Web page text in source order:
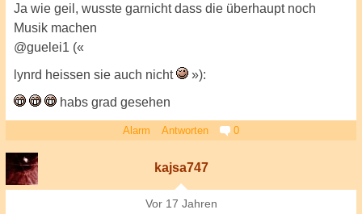
Ja wie geil, wusste garnicht dass die überhaupt noch
Musik machen
@guelei1 («
lynrd heissen sie auch nicht
»):
habs grad gesehen
Alarm Antworten 0
kajsa747
Vor 17 Jahren